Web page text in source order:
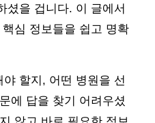
셨을 겁니다. 이 글에서
심 정보들을 쉽고 명확
할지, 어떤 병원을 선
에 답을 찾기 어려우셨